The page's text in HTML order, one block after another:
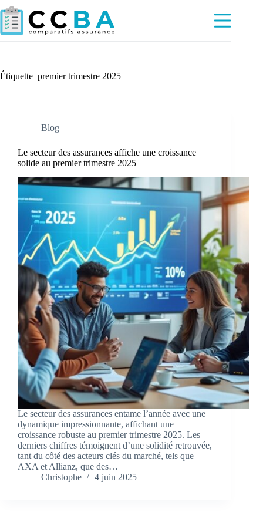
Passer
au
contenu
Étiquette premier trimestre 2025
Blog
Le secteur des assurances affiche une croissance
solide au premier trimestre 2025
Le secteur des assurances entame l’année avec une
dynamique impressionnante, affichant une
croissance robuste au premier trimestre 2025. Les
derniers chiffres témoignent d’une solidité retrouvée,
tant du côté des acteurs clés du marché, tels que
AXA et Allianz, que des…
Christophe
4 juin 2025